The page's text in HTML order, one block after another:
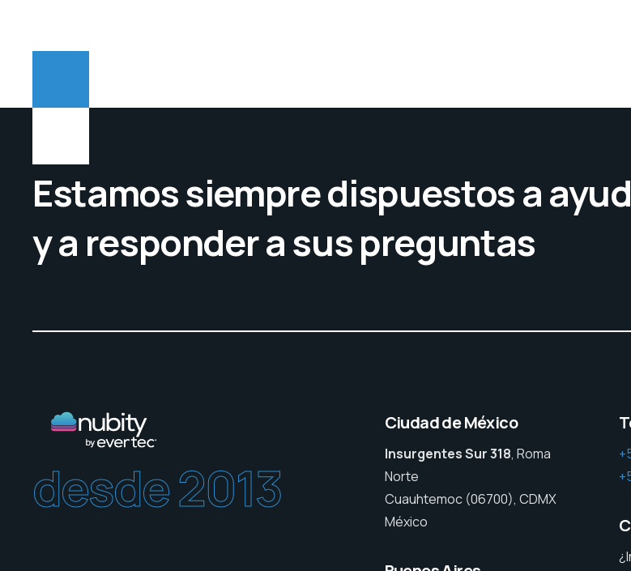
Estamos siempre dispuestos a
y a responder a sus preguntas
desde 2013
Ciudad de México
Insurgentes Sur 318, Roma
Norte
Cuauhtemoc (06700), CDMX
México